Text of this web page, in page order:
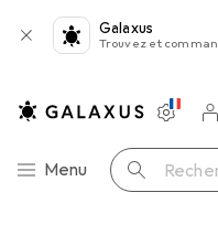
Galaxus
Trouvez et
Navigation par catégorie
Menu Recherche
Listes
Listes
Panier